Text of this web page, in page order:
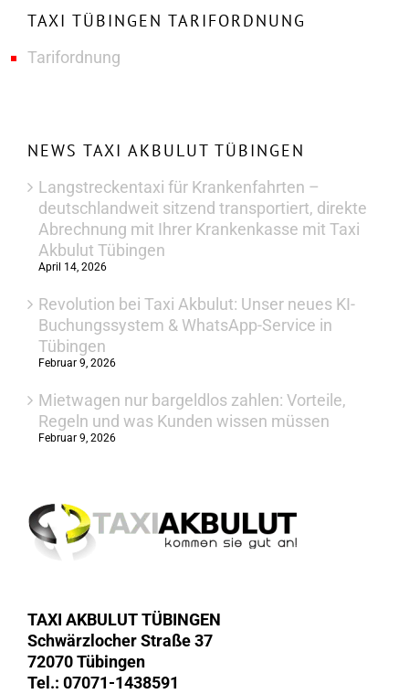
TAXI TÜBINGEN TARIFORDNUNG
Tarifordnung
NEWS TAXI AKBULUT TÜBINGEN
Langstreckentaxi für Krankenfahrten –
deutschlandweit sitzend transportiert, direkte
Abrechnung mit Ihrer Krankenkasse mit Taxi
Akbulut Tübingen
April 14, 2026
Revolution bei Taxi Akbulut: Unser neues KI-
Buchungssystem & WhatsApp-Service in
Tübingen
Februar 9, 2026
Mietwagen nur bargeldlos zahlen: Vorteile,
Regeln und was Kunden wissen müssen
Februar 9, 2026
TAXI AKBULUT TÜBINGEN
Schwärzlocher Straße 37
72070 Tübingen
Tel.: 07071-1438591